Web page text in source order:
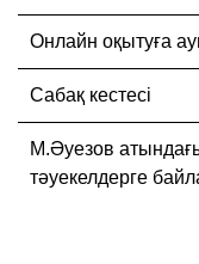
Онлайн оқытуға
Сабақ кестесі
М.Әуезов
тәуекелдерге